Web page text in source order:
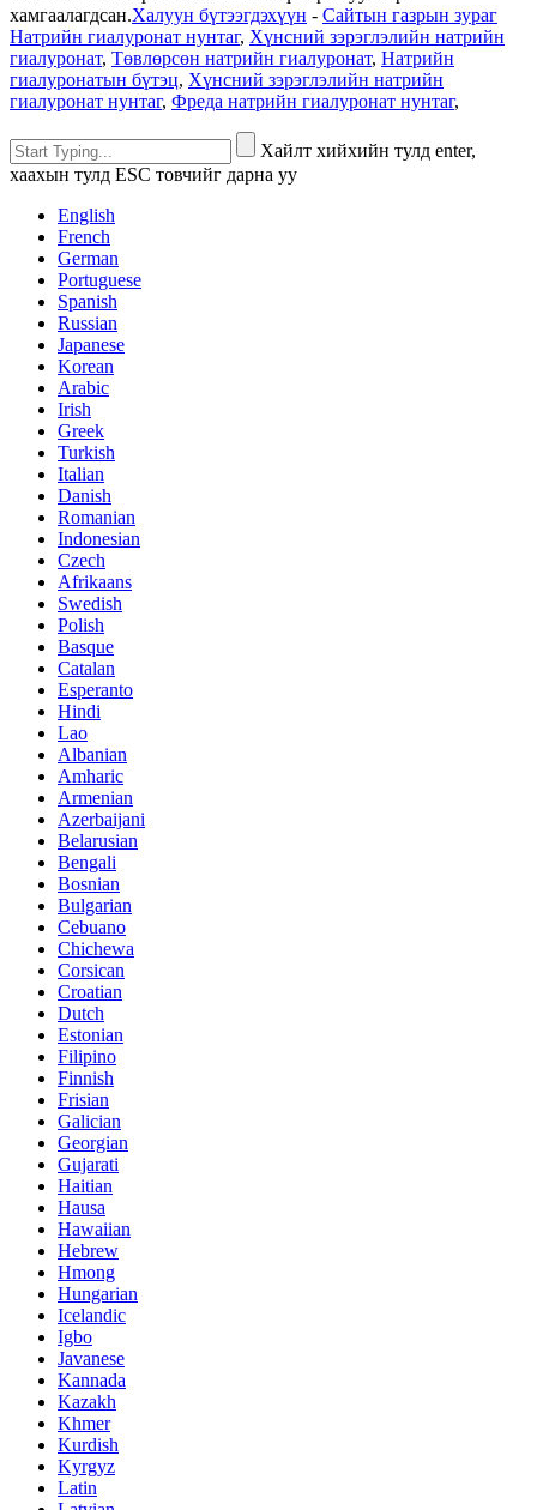
хамгаалагдсан.Халуун бүтээгдэхүүн - Сайтын газрын зураг
Натрийн гиалуронат нунтаг, Хүнсний зэрэглэлийн натрийн
гиалуронат, Төвлөрсөн натрийн гиалуронат, Натрийн
гиалуронатын бүтэц, Хүнсний зэрэглэлийн натрийн
гиалуронат нунтаг, Фреда натрийн гиалуронат нунтаг,
Хайлт хийхийн тулд enter,
хаахын тулд ESC товчийг дарна уу
English
French
German
Portuguese
Spanish
Russian
Japanese
Korean
Arabic
Irish
Greek
Turkish
Italian
Danish
Romanian
Indonesian
Czech
Afrikaans
Swedish
Polish
Basque
Catalan
Esperanto
Hindi
Lao
Albanian
Amharic
Armenian
Azerbaijani
Belarusian
Bengali
Bosnian
Bulgarian
Cebuano
Chichewa
Corsican
Croatian
Dutch
Estonian
Filipino
Finnish
Frisian
Galician
Georgian
Gujarati
Haitian
Hausa
Hawaiian
Hebrew
Hmong
Hungarian
Icelandic
Igbo
Javanese
Kannada
Kazakh
Khmer
Kurdish
Kyrgyz
Latin